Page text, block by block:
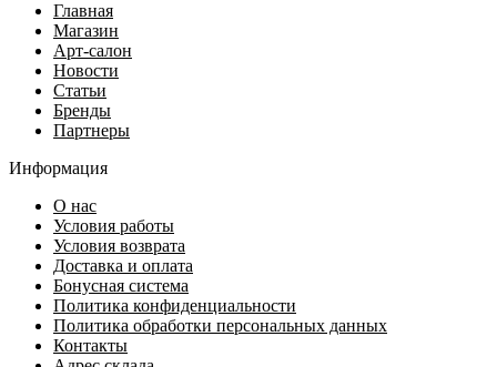
Главная
Магазин
Арт-салон
Новости
Статьи
Бренды
Партнеры
Информация
О нас
Условия работы
Условия возврата
Доставка и оплата
Бонусная система
Политика конфиденциальности
Политика обработки персональных данных
Контакты